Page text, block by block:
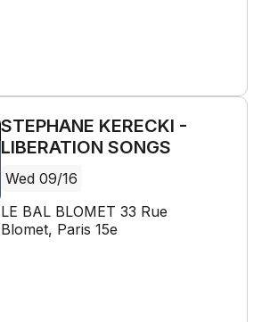
STEPHANE KERECKI -
LIBERATION SONGS
Wed 09/16
LE BAL BLOMET 33 Rue
Blomet, Paris 15e